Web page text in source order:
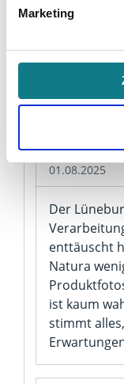
Partner erfahren
zu den genannten
Ihre Einwilligung
Zukunft
unter "Cookies"
den Widerruf der
Verarbeitung nicht
Impressum|
Marketing
durch. Die
Einpassen
genau
Nadine X.
01.08.2025
Der
enttäuscht
Natura
ist kaum
stimmt